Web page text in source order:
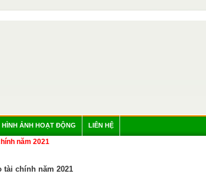
HÌNH ẢNH HOẠT ĐỘNG LIÊN HỆ
năm 2021
chính năm 2021